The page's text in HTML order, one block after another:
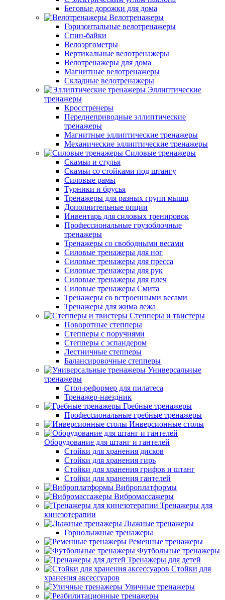
Беговые дорожки для дома
Велотренажеры
Горизонтальные велотренажеры
Спин-байки
Велоэргометры
Вертикальные велотренажеры
Велотренажеры для дома
Магнитные велотренажеры
Складные велотренажеры
Эллиптические
тренажеры
Кросстренеры
Переднеприводные эллиптические
тренажеры
Магнитные эллиптические тренажеры
Механические эллиптические тренажеры
Силовые тренажеры
Скамьи и стулья
Скамьи со стойками под штангу
Силовые рамы
Турники и брусья
Тренажеры для разных групп мышц
Дополнительные опции
Инвентарь для силовых тренировок
Профессиональные грузоблочные
тренажеры
Тренажеры со свободными весами
Силовые тренажеры для ног
Силовые тренажеры для пресса
Силовые тренажеры для рук
Силовые тренажеры для плеч
Силовые тренажеры Смита
Тренажеры со встроенными весами
Тренажеры для жима лежа
Степперы и твистеры
Поворотные степперы
Степперы с поручнями
Степперы с эспандером
Лестничные степперы
Балансировочные степперы
Универсальные
тренажеры
Стол-реформер для пилатеса
Тренажер-наездник
Гребные тренажеры
Профессиональные гребные тренажеры
Инверсионные столы
Оборудование для штанг и гантелей
Стойки для хранения дисков
Стойки для хранения гирь
Стойки для хранения грифов и штанг
Стойки для хранения гантелей
Виброплатформы
Вибромассажеры
Тренажеры для
кинезотерапии
Лыжные тренажеры
Горнолыжные тренажеры
Ременные тренажеры
Футбольные тренажеры
Тренажеры для детей
Стойки для
хранения аксессуаров
Уличные тренажеры